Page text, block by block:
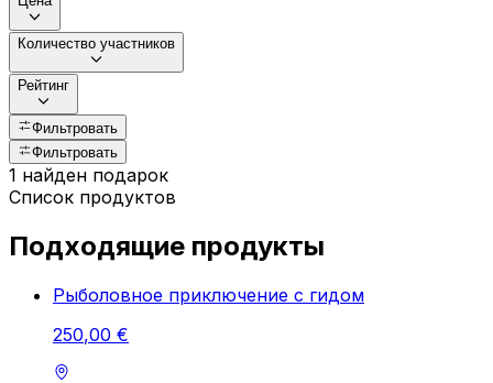
Количество участников
Рейтинг
Фильтровать
Фильтровать
1 найден подарок
Список продуктов
Подходящие продукты
Рыболовное приключение с гидом
250,00 €